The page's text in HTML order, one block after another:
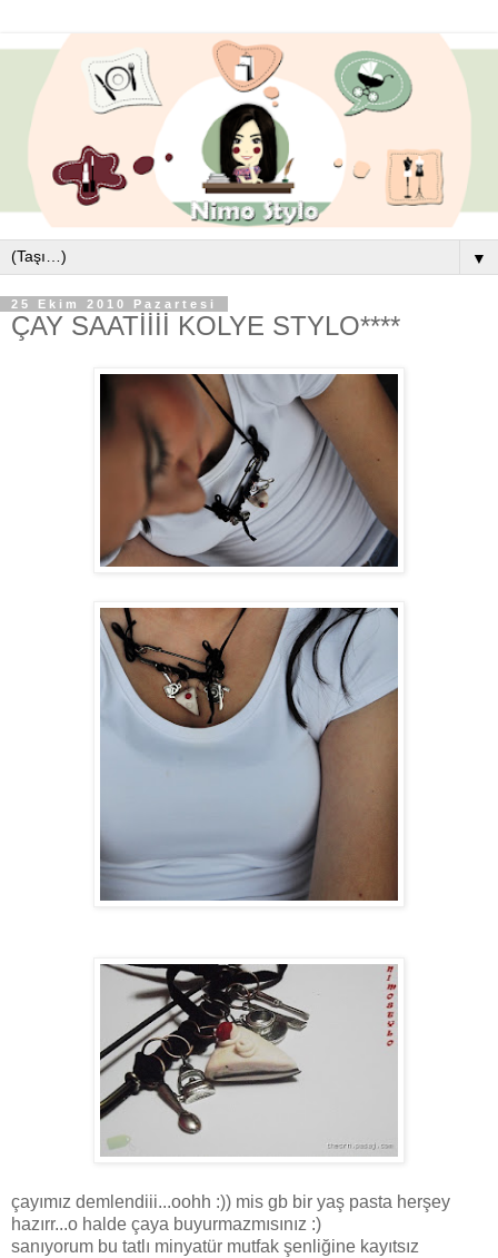
▼
25 Ekim 2010 Pazartesi
ÇAY SAATİİİİ KOLYE STYLO****
çayımız demlendiii...oohh :)) mis gb bir yaş pasta herşey
hazırr...o halde çaya buyurmazmısınız :)
sanıyorum bu tatlı minyatür mutfak şenliğine kayıtsız